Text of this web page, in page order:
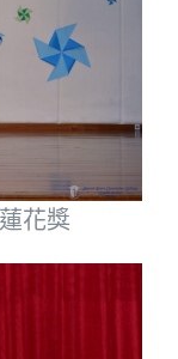
花獎